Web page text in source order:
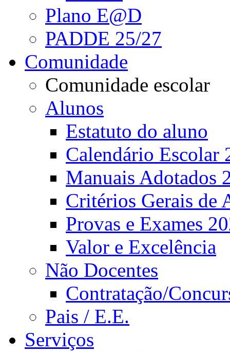
Plano E@D
PADDE 25/27
Comunidade
Comunidade escolar
Alunos
Estatuto do aluno
Calendário Escolar
Manuais Adotados
Critérios Gerais de
Provas e Exames
Valor e Excelência
Não Docentes
Contratação/
Pais / E.E.
Serviços